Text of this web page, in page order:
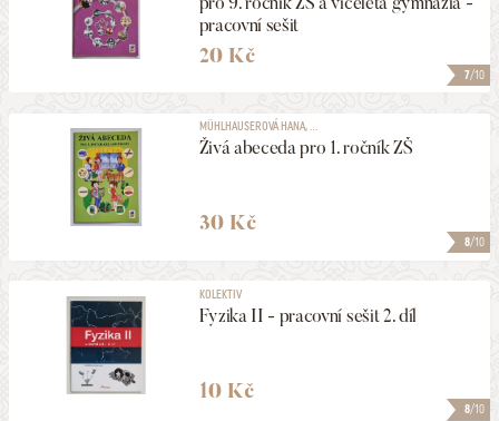
7/10
pracovní sešit
20 Kč
8/10
MÜHLHAUSEROVÁ HANA, ...
Živá abeceda pro 1. ročník ZŠ
30 Kč
8/10
KOLEKTIV
Fyzika II - pracovní sešit 2. díl
10 Kč